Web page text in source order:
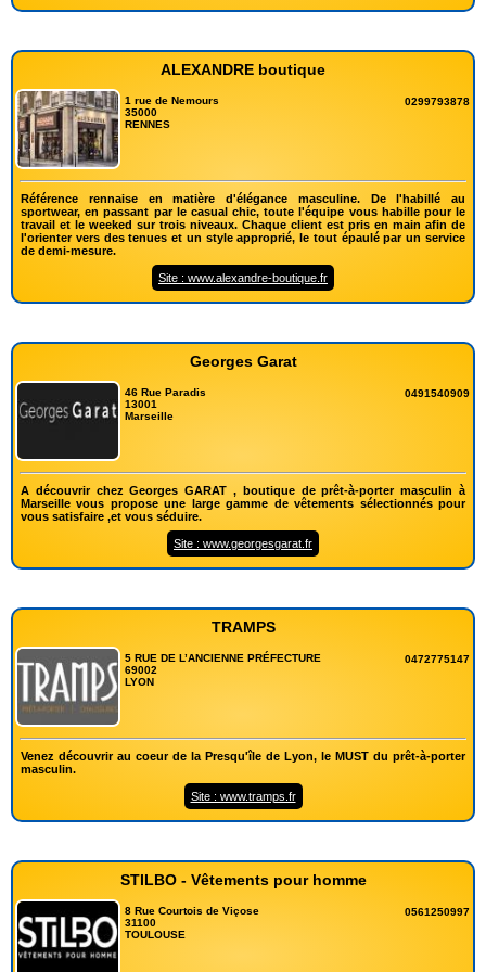
ALEXANDRE boutique
1 rue de Nemours
35000
RENNES
0299793878
Référence rennaise en matière d'élégance masculine. De l'habillé au
sportwear, en passant par le casual chic, toute l'équipe vous habille pour le
travail et le weeked sur trois niveaux. Chaque client est pris en main afin de
l'orienter vers des tenues et un style approprié, le tout épaulé par un service
de demi-mesure.
Site : www.alexandre-boutique.fr
Georges Garat
46 Rue Paradis
13001
Marseille
0491540909
A découvrir chez Georges GARAT , boutique de prêt-à-porter masculin à
Marseille vous propose une large gamme de vêtements sélectionnés pour
vous satisfaire ,et vous séduire.
Site : www.georgesgarat.fr
TRAMPS
5 RUE DE L’ANCIENNE PRÉFECTURE
69002
LYON
0472775147
Venez découvrir au coeur de la Presqu'île de Lyon, le MUST du prêt-à-porter
masculin.
Site : www.tramps.fr
STILBO - Vêtements pour homme
8 Rue Courtois de Viçose
31100
TOULOUSE
0561250997